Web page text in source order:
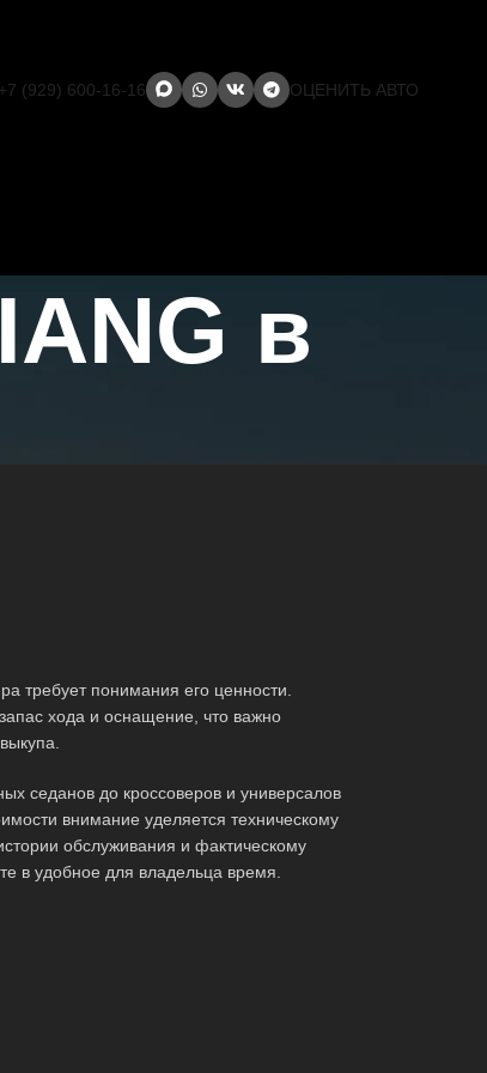
+7 (929) 600-16-16 ОЦЕНИТЬ АВТО
в
требует понимания его ценности.
хода и оснащение, что важно
седанов до кроссоверов и универсалов
внимание уделяется техническому
обслуживания и фактическому
в удобное для владельца время.